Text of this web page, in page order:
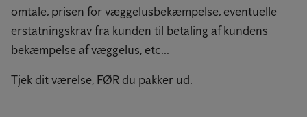
omtale, prisen for væggelusbekæmpelse, eventuelle
erstatningskrav fra kunden til betaling af kundens
bekæmpelse af væggelus, etc...
Tjek dit værelse, FØR du pakker ud.